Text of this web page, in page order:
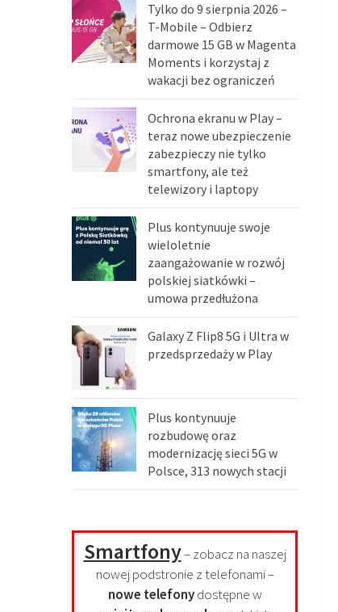
Tylko do 9 sierpnia 2026 –
T-Mobile – Odbierz
darmowe 15 GB w Magenta
Moments i korzystaj z
wakacji bez ograniczeń
Ochrona ekranu w Play –
teraz nowe ubezpieczenie
zabezpieczy nie tylko
smartfony, ale też
telewizory i laptopy
Plus kontynuuje swoje
wieloletnie
zaangażowanie w rozwój
polskiej siatkówki –
umowa przedłużona
Galaxy Z Flip8 5G i Ultra w
przedsprzedaży w Play
Plus kontynuuje
rozbudowę oraz
modernizację sieci 5G w
Polsce, 313 nowych stacji
Smartfony– zobacz na naszej
nowej podstronie z telefonami –
nowe telefonydostępne w